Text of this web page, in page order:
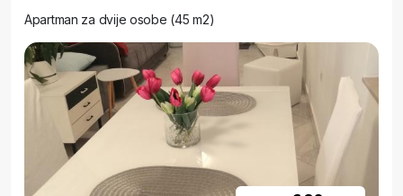
Apartman za dvije osobe (45 m2)